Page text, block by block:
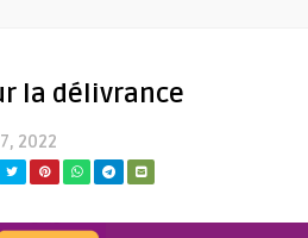
la délivrance
2022